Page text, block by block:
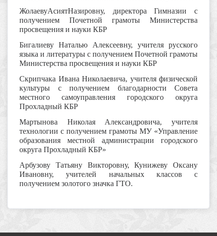
ЖолаевуАсиятНазировну, директора Гимназии с
получением Почетной грамоты Министерства
просвещения и науки КБР
Бигалиеву Наталью Алексеевну, учителя русского
языка и литературы с получением Почетной грамоты
Министерства просвещения и науки КБР
Скрипчака Ивана Николаевича, учителя физической
культуры с получением благодарности Совета
местного самоуправления городского округа
Прохладный КБР
Мартынова Николая Александровича, учителя
технологии с получением грамоты МУ «Управление
образования местной администрации городского
округа Прохладный КБР»
Арбузову Татьяну Викторовну, Кунижеву Оксану
Ивановну, учителей начальных классов с
получением золотого значка ГТО.